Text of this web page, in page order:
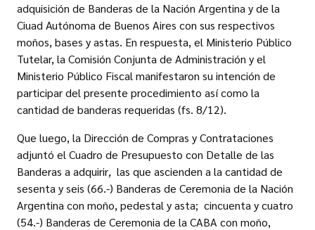
adquisición de Banderas de la Nación Argentina y de la
Ciuad Autónoma de Buenos Aires con sus respectivos
moños, bases y astas. En respuesta, el Ministerio Público
Tutelar, la Comisión Conjunta de Administración y el
Ministerio Público Fiscal manifestaron su intención de
participar del presente procedimiento así como la
cantidad de banderas requeridas (fs. 8/12).
Que luego, la Dirección de Compras y Contrataciones
adjuntó el Cuadro de Presupuesto con Detalle de las
Banderas a adquirir, las que ascienden a la cantidad de
sesenta y seis (66.-) Banderas de Ceremonia de la Nación
Argentina con moño, pedestal y asta; cincuenta y cuatro
(54.-) Banderas de Ceremonia de la CABA con moño,